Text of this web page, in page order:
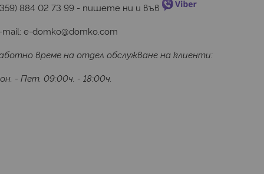
среда. Както при всички продукти на Gerflor,
Изборът на винилови планки Gerflor е полезен не
олово, разтворители или токсични пластмаси.
среда.
формата: 177 x 1210 mm и 298 x 602 mm; тегло:
884 02 73 99 - пишете ни и във
mail:e-domko@domko.com
време на отдел обслужване на клиенти:
- Пет. 09:00ч. - 18:00ч.